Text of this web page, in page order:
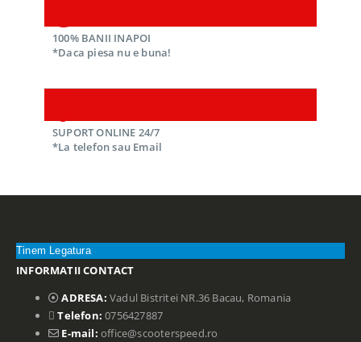
100% BANII INAPOI
*Daca piesa nu e buna!
SUPORT ONLINE 24/7
*La telefon sau Email
Tinem Legatura
INFORMATII CONTACT
ADRESA: Vadul Bistritei NR.36 Bacau, Romania
Telefon: 0756427887
E-mail: office@scooterspeed.ro